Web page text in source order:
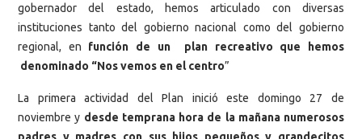
gobernador del estado, hemos articulado con diversas
instituciones tanto del gobierno nacional como del gobierno
regional, en función de un plan recreativo que hemos
denominado “Nos vemos en el centro”
La primera actividad del Plan inició este domingo 27 de
noviembre y desde temprana hora de la mañana numerosos
padres y madres con sus hijos pequeños y grandecitos